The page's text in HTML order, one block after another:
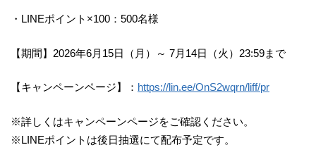
・LINEポイント×100：500名様
【期間】2026年6月15日（月）～ 7月14日（火）23:59まで
【キャンペーンページ】： https://lin.ee/OnS2wqrn/liff/pr
※詳しくはキャンペーンページをご確認ください。
※LINEポイントは後日抽選にて配布予定です。